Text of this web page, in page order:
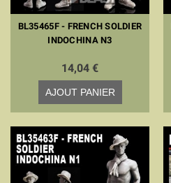
BL35465F - FRENCH SOLDIER
INDOCHINA N3
14,04 €
AJOUT PANIER